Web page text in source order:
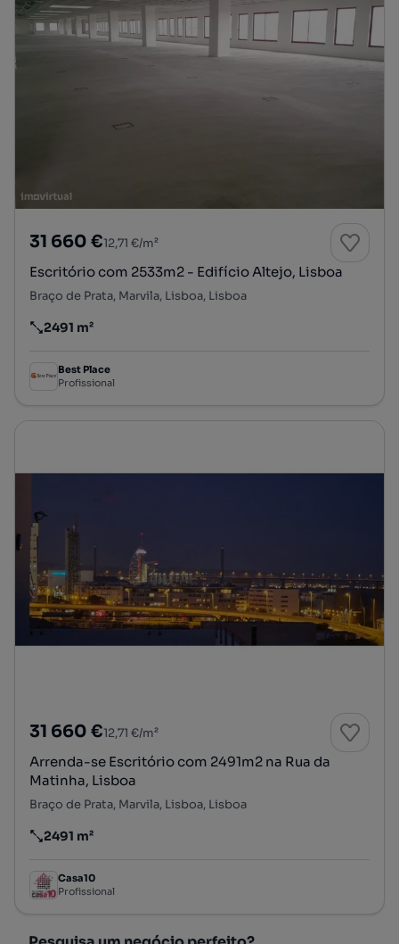
31 660 €12,71 €/m²
Escritório com 2533m2 - Edifício Altejo, Lisboa
Braço de Prata, Marvila, Lisboa, Lisboa
Preço por metro quadrado
2491 m²
Best Place
Profissional
31 660 €12,71 €/m²
Arrenda-se Escritório com 2491m2 na Rua da
Matinha, Lisboa
Braço de Prata, Marvila, Lisboa, Lisboa
Preço por metro quadrado
2491 m²
Casa10
Profissional